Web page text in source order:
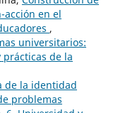
en el
,
universitarios:
prácticas de la
de la identidad
problemas